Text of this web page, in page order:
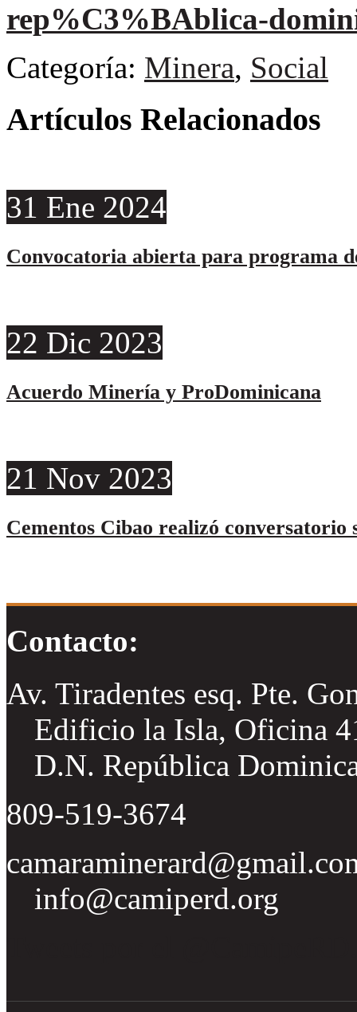
rep%C3%BAblica-
Categoría: Minera, Social
Artículos Relacionados
31 Ene 2024
Convocatoria abierta para programa
22 Dic 2023
Acuerdo Minería y ProDominicana
21 Nov 2023
Cementos Cibao realizó conversatorio
Contacto:
Av. Tiradentes esq. Pte.
Edificio la Isla, Oficina
D.N. República
809-519-3674
info@camiperd.org